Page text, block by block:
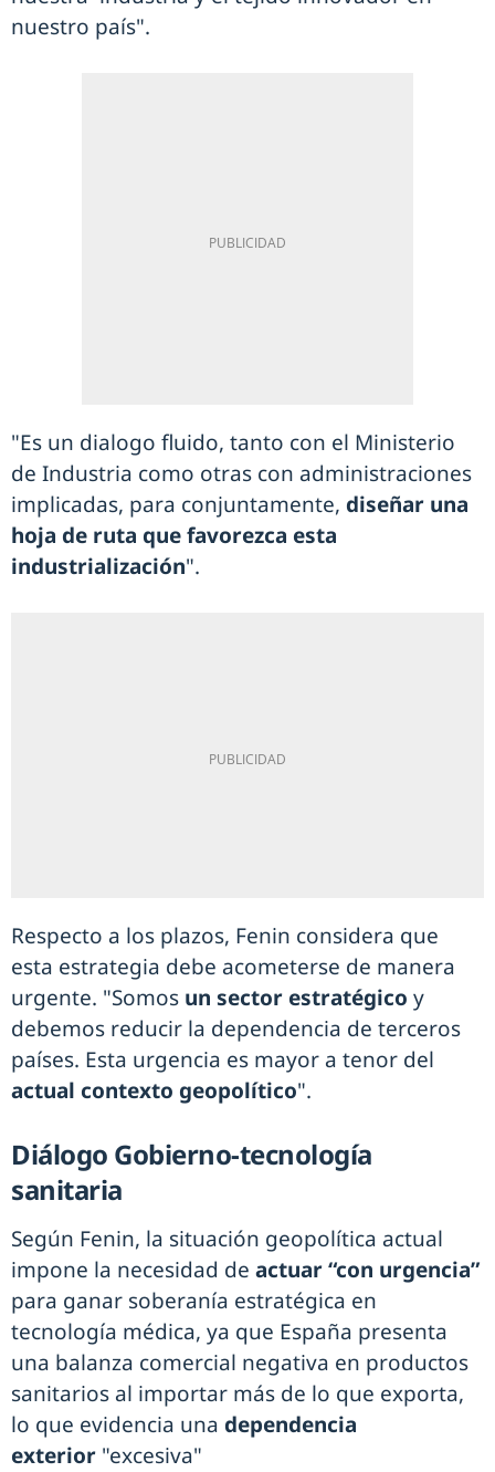
nuestro país".
"Es un dialogo fluido, tanto con el Ministerio
de Industria como otras con administraciones
implicadas, para conjuntamente, diseñar una
hoja de ruta que favorezca esta
industrialización".
Respecto a los plazos, Fenin considera que
esta estrategia debe acometerse de manera
urgente. "Somos un sector estratégico y
debemos reducir la dependencia de terceros
países. Esta urgencia es mayor a tenor del
actual contexto geopolítico".
Diálogo Gobierno-tecnología
sanitaria
Según Fenin, la situación geopolítica actual
impone la necesidad de actuar “con urgencia”
para ganar soberanía estratégica en
tecnología médica, ya que España presenta
una balanza comercial negativa en productos
sanitarios al importar más de lo que exporta,
lo que evidencia una dependencia
exterior "excesiva"